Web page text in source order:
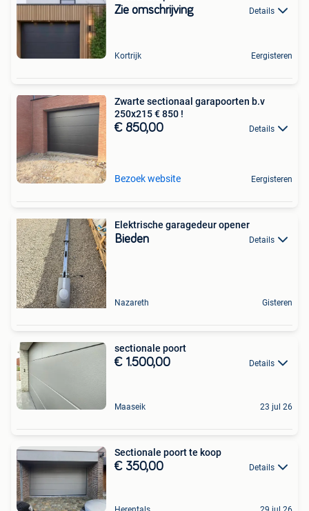
Zie omschrijving Details
Kortrijk Eergisteren
Zwarte sectionaal garapoorten b.v
250x215 € 850 !
€ 850,00 Details
Bezoek website Eergisteren
Elektrische garagedeur opener
Bieden Details
Nazareth Gisteren
sectionale poort
€ 1.500,00 Details
Maaseik 23 jul 26
Sectionale poort te koop
€ 350,00 Details